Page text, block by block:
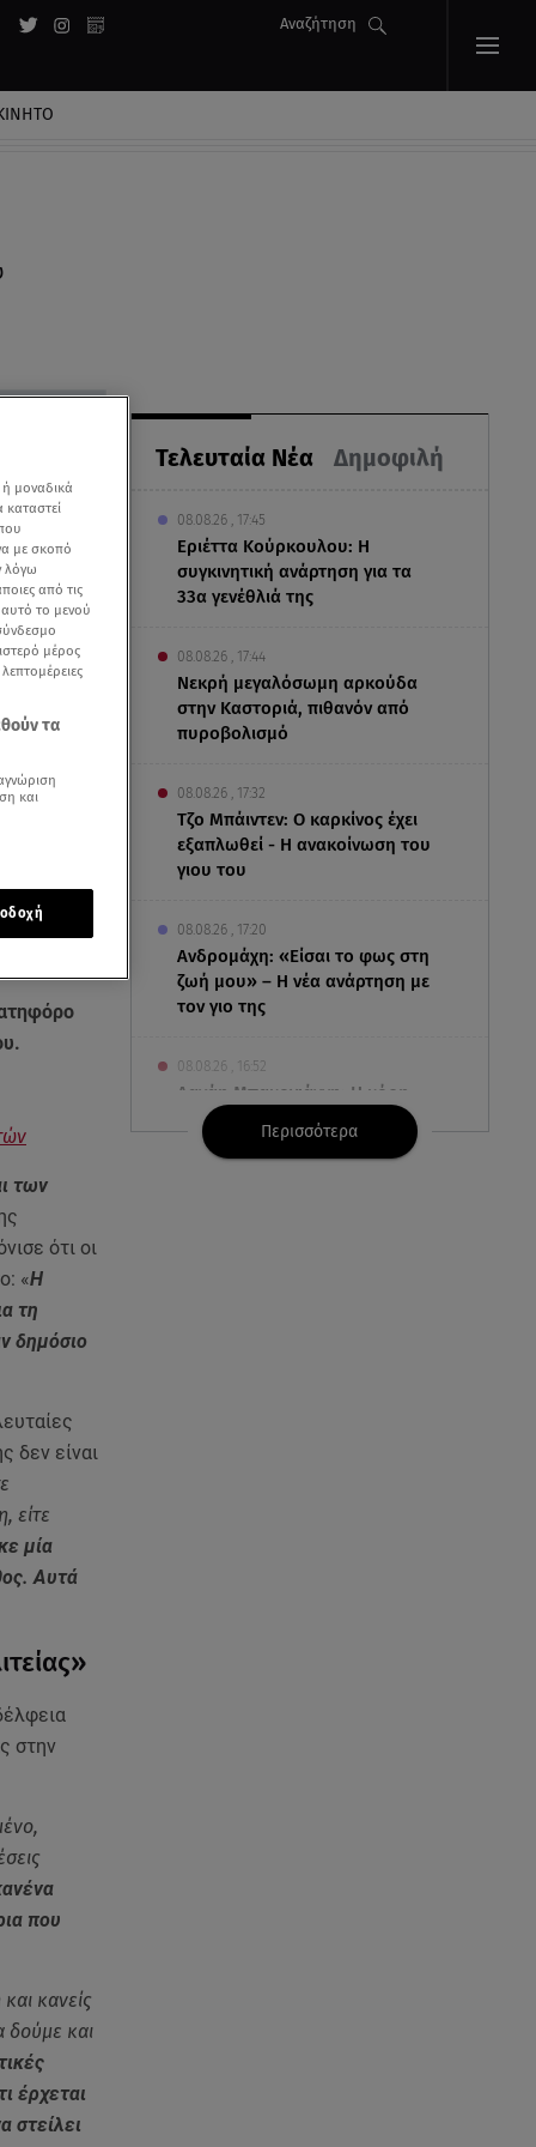
Αναζήτηση
Τελευταία Νέα Δημοφιλή
08.08.26 , 17:45
Εριέττα Κούρκουλου: Η
συγκινητική ανάρτηση για τα
33α γενέθλιά της
08.08.26 , 17:44
Νεκρή μεγαλόσωμη αρκούδα
στην Καστοριά, πιθανόν από
πυροβολισμό
08.08.26 , 17:32
Τζο Μπάιντεν: Ο καρκίνος έχει
εξαπλωθεί - Η ανακοίνωση του
γιου του
08.08.26 , 17:20
Ανδρομάχη: «Είσαι το φως στη
ζωή μου» – Η νέα ανάρτηση με
τον γιο της
08.08.26 , 16:52
Δανάη Μπακογιάννη: Η κόρη
του Κώστα Μπακογιάννη έκανε
πανελλήνιο ρεκόρ
Περισσότερα
των
ότι οι
«Η
τη
δημόσιο
δεν είναι
είτε
μία
Αυτά
στην
που
κανείς
δούμε και
έρχεται
στείλει
μοναδικά
με σκοπό
λόγω
από τις
αυτό το μενού
μέρος
τα
και